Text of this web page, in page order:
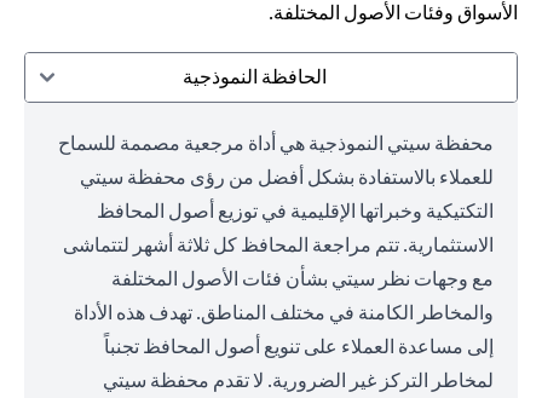
الأسواق وفئات الأصول المختلفة.
الحافظة النموذجية
محفظة سيتي النموذجية هي أداة مرجعية مصممة للسماح
للعملاء بالاستفادة بشكل أفضل من رؤى محفظة سيتي
التكتيكية وخبراتها الإقليمية في توزيع أصول المحافظ
الاستثمارية. تتم مراجعة المحافظ كل ثلاثة أشهر لتتماشى
مع وجهات نظر سيتي بشأن فئات الأصول المختلفة
والمخاطر الكامنة في مختلف المناطق. تهدف هذه الأداة
إلى مساعدة العملاء على تنويع أصول المحافظ تجنباً
لمخاطر التركز غير الضرورية. لا تقدم محفظة سيتي